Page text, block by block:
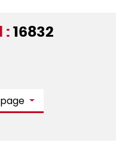
: 16832